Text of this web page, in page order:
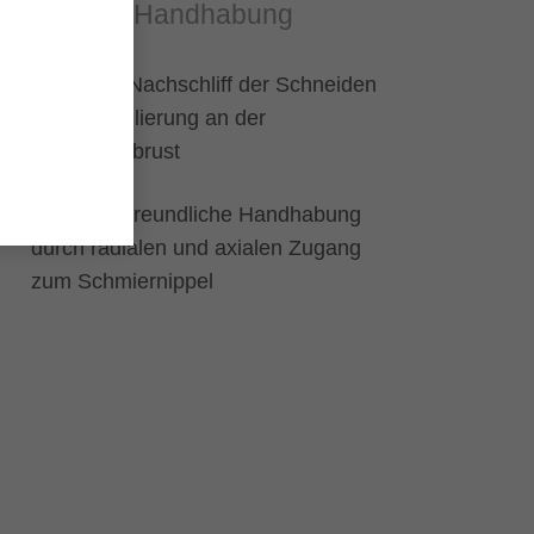
Einfache Handhabung
Einfacher Nachschliff der Schneiden
durch Profilierung an der
Schneidenbrust
Anwenderfreundliche Handhabung
durch radialen und axialen Zugang
zum Schmiernippel